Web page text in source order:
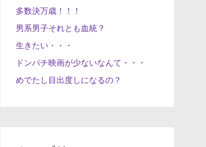
多数決万歳！！！
男系男子それとも血統？
生きたい・・・
ドンパチ映画が少ないなんて・・・
めでたし目出度しになるの？